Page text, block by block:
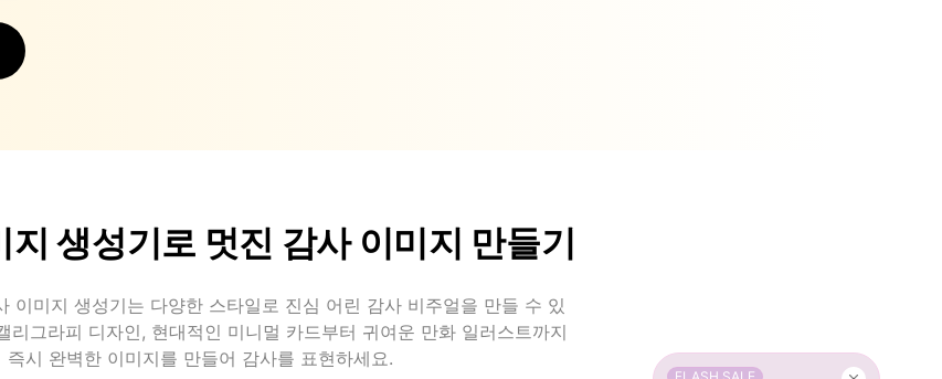
지 생성기로 멋진 감사 이미지 만들기
이미지 생성기는 다양한 스타일로 진심 어린 감사 비주얼을 만들 수 있
리그라피 디자인, 현대적인 미니멀 카드부터 귀여운 만화 일러스트까지
즉시 완벽한 이미지를 만들어 감사를 표현하세요.